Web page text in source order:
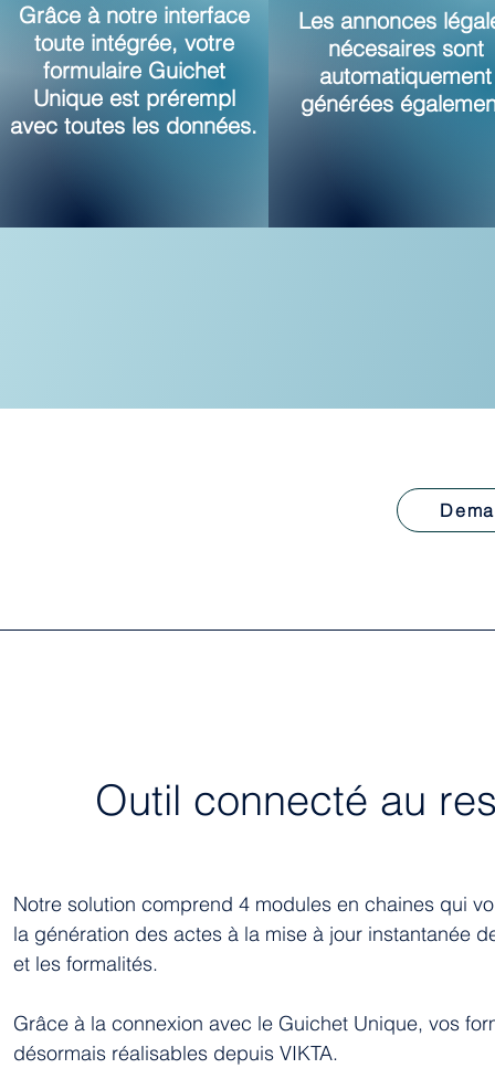
Grâce à notre interface
toute intégrée, votre
formulaire Guichet
Unique est prérempl
avec toutes les données.
Les annonces
nécesaires sont
automatiquement
générées
Outil connecté au
Notre solution comprend 4 modules en chaines qui
la génération des actes à la mise à jour instantanée
et les formalités.
Grâce à la connexion avec le Guichet Unique, vos
désormais réalisables depuis VIKTA.